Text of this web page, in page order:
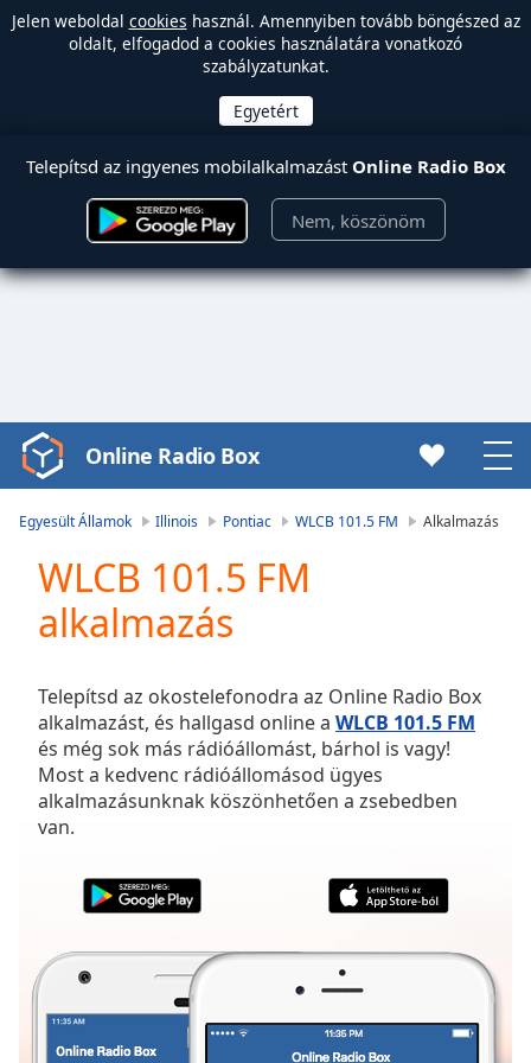
Jelen weboldal cookies használ. Amennyiben tovább böngészed az
oldalt, elfogadod a cookies használatára vonatkozó
szabályzatunkat.
Telepítsd az ingyenes mobilalkalmazást Online Radio Box
Nem, köszönöm
Video
Player
Play
Video
Skip
Forward
Mute
Current
Time0:00
Duration
Seek to
live,
behind
LIVE
Online Radio Box
Egyesült Államok Illinois Pontiac WLCB 101.5 FM Alkalmazás
WLCB 101.5 FM
alkalmazás
Telepítsd az okostelefonodra az Online Radio Box
alkalmazást, és hallgasd online a WLCB 101.5 FM
és még sok más rádióállomást, bárhol is vagy!
Most a kedvenc rádióállomásod ügyes
alkalmazásunknak köszönhetően a zsebedben
van.